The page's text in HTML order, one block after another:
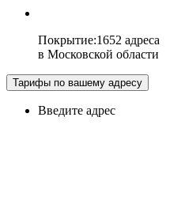
Покрытие:1652 адреса
в Московской области
Тарифы по вашему адресу
Введите адрес